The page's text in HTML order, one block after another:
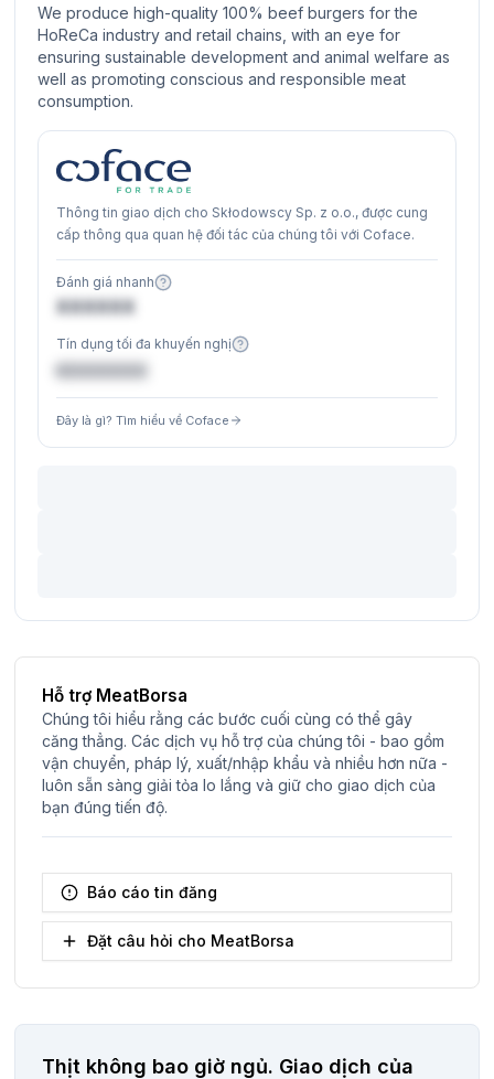
We produce high-quality 100% beef burgers for the
HoReCa industry and retail chains, with an eye for
ensuring sustainable development and animal welfare as
well as promoting conscious and responsible meat
consumption.
Thông tin giao dịch cho Skłodowscy Sp. z o.o., được cung
cấp thông qua quan hệ đối tác của chúng tôi với Coface.
Đánh giá nhanh
XXXXXX
Tín dụng tối đa khuyến nghị
€XXXXXX
Đây là gì? Tìm hiểu về Coface
Hỗ trợ MeatBorsa
Chúng tôi hiểu rằng các bước cuối cùng có thể gây
căng thẳng. Các dịch vụ hỗ trợ của chúng tôi - bao gồm
vận chuyển, pháp lý, xuất/nhập khẩu và nhiều hơn nữa -
luôn sẵn sàng giải tỏa lo lắng và giữ cho giao dịch của
bạn đúng tiến độ.
Báo cáo tin đăng
Đặt câu hỏi cho MeatBorsa
Thịt không bao giờ ngủ. Giao dịch của